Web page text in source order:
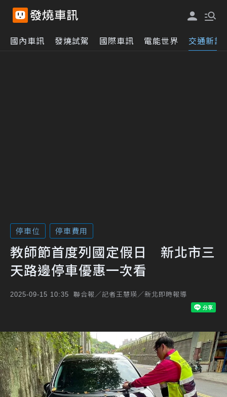
國內車訊 發燒試駕 國際車訊 電能世界 交通新訊
停車位 停車費用
教師節首度列國定假日 新北市三
天路邊停車優惠一次看
2025-09-15 10:35 聯合報／記者王慧瑛／新北即時報導